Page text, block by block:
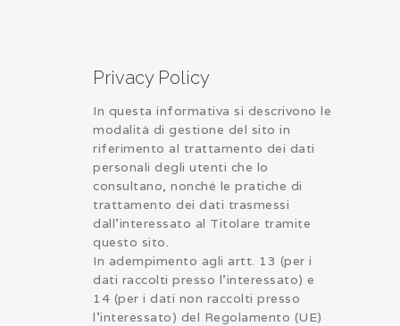
CONTATTI
Privacy Policy
In questa informativa si descrivono le
modalità di gestione del sito in
riferimento al trattamento dei dati
personali degli utenti che lo
consultano, nonché le pratiche di
trattamento dei dati trasmessi
dall’interessato al Titolare tramite
questo sito.
In adempimento agli artt. 13 (per i
dati raccolti presso l’interessato) e
14 (per i dati non raccolti presso
l’interessato) del Regolamento (UE)